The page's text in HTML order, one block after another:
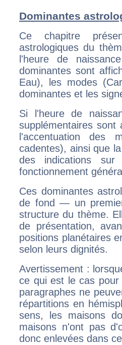
Dominantes
Ce chapitre
astrologiques du
l'heure de
dominantes sont
Eau), les modes
dominantes et les
Si l'heure de
supplémentaires sont
l'accentuation des
cadentes), ainsi que
des indications sur
fonctionnement
Ces dominantes
de fond — un
structure du thème.
de présentation,
positions planétaires
selon leurs dignités.
Avertissement :
ce qui est le cas
paragraphes ne
répartitions en
sens, les maisons
maisons n'ont pas
donc enlevées dans